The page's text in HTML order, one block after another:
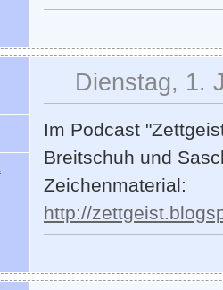
Dienstag, 1.
Im Podcast
Breitschuh und
Zeichenmaterial:
http://